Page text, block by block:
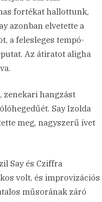
fortékat hallottunk,
azonban elvetette a
a felesleges tempó-
Az átiratot aligha
zenekari hangzást
Say Izolda
meg, nagyszerű ívet
Say és Cziffra
volt, és improvizációs
műsorának záró